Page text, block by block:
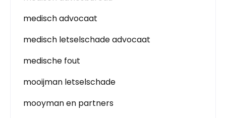
medisch advocaat
medisch letselschade advocaat
medische fout
mooijman letselschade
mooyman en partners